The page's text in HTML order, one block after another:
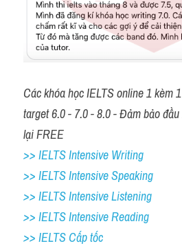
Các khóa học IELTS online 1 kèm
target 6.0 - 7.0 - 8.0 - Đảm bảo
lại FREE
>> IELTS Intensive Writing
>> IELTS Intensive Speaking
>> IELTS Intensive Listening
>> IELTS Intensive Reading
>> IELTS Cấp tốc